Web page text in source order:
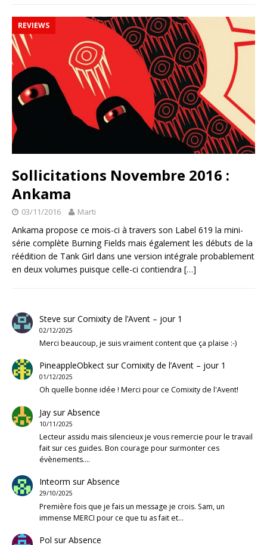
REVIEWS
Sollicitations Novembre 2016 :
Ankama
03/11/2016 Marti
Ankama propose ce mois-ci à travers son Label 619 la mini-
série complète Burning Fields mais également les débuts de la
réédition de Tank Girl dans une version intégrale probablement
en deux volumes puisque celle-ci contiendra […]
Steve surComixity de l’Avent – jour 1
02/12/2025
Merci beaucoup, je suis vraiment content que ça plaise :-)
PineappleObkectsurComixity de l’Avent – jour 1
01/12/2025
Oh quelle bonne idée ! Merci pour ce Comixity de l'Avent!
JaysurAbsence
10/11/2025
Lecteur assidu mais silencieux je vous remercie pour le travail
fait sur ces guides. Bon courage pour surmonter ces
évènements.…
Inteorm surAbsence
29/10/2025
Première fois que je fais un message je crois. Sam, un
immense MERCI pour ce que tu as fait et…
Pol surAbsence